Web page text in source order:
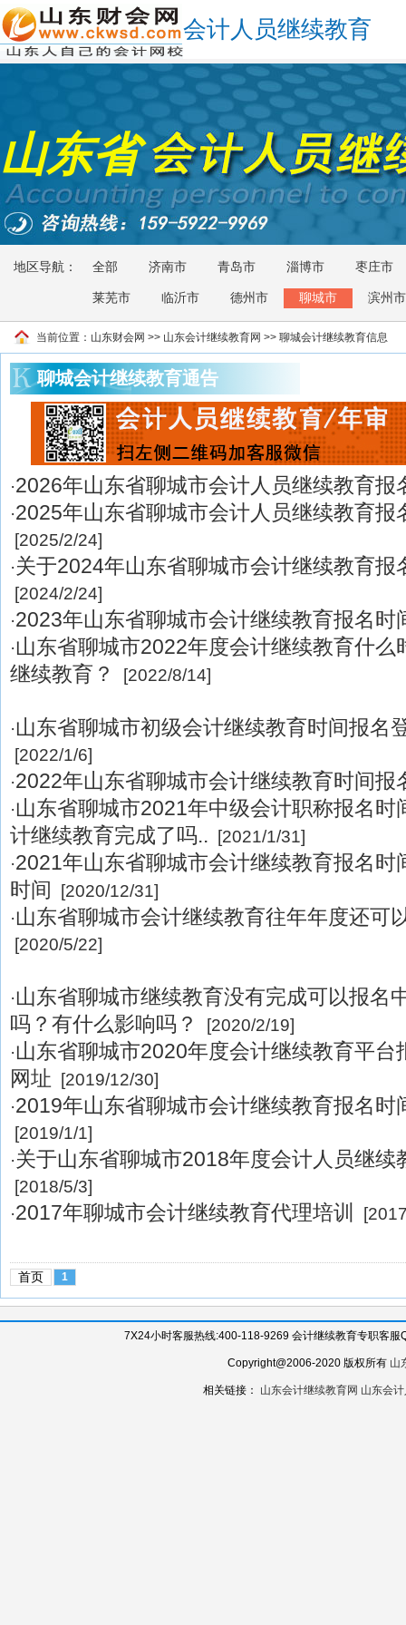
会计人员继续教育
山东省
地区导航： 全部 济南市 青岛市 淄博市 枣庄市
莱芜市 临沂市 德州市 聊城市 滨州市
当前位置： 山东财会网 >> 山东会计继续教育网 >> 聊城会计继续教育信息
聊城会计继续教育通告
·2026年山东省聊城市会计人员继续教育报
·2025年山东省聊城市会计人员继续教育报
[2025/2/24]
·关于2024年山东省聊城市会计继续教育报
[2024/2/24]
·2023年山东省聊城市会计继续教育报名时
·山东省聊城市2022年度会计继续教育什么
继续教育？
[2022/8/14]
·山东省聊城市初级会计继续教育时间报名
[2022/1/6]
·2022年山东省聊城市会计继续教育时间报
·山东省聊城市2021年中级会计职称报名时
计继续教育完成了吗.. [2021/1/31]
·2021年山东省聊城市会计继续教育报名时
时间
[2020/12/31]
·山东省聊城市会计继续教育往年年度还可
[2020/5/22]
·山东省聊城市继续教育没有完成可以报名
吗？有什么影响吗？
[2020/2/19]
·山东省聊城市2020年度会计继续教育平台
网址 [2019/12/30]
·2019年山东省聊城市会计继续教育报名时
[2019/1/1]
·关于山东省聊城市2018年度会计人员继续
[2018/5/3]
·2017年聊城市会计继续教育代理培训
首页 1
7X24小时客服热线:400-118-9269 会计继续教育专职客
Copyright@2006-2020 版权所有 山
相关链接： 山东会计继续教育网 山东会